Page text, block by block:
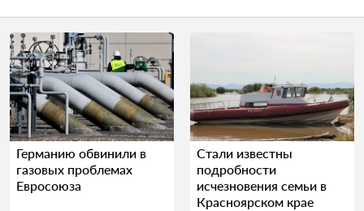
Германию обвинили в
газовых проблемах
Евросоюза
Стали известны
подробности
исчезновения семьи в
Красноярском крае